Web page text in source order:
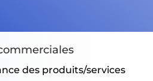
des produits/services